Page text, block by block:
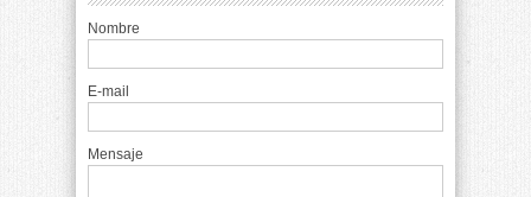
Nombre
E-mail
Mensaje